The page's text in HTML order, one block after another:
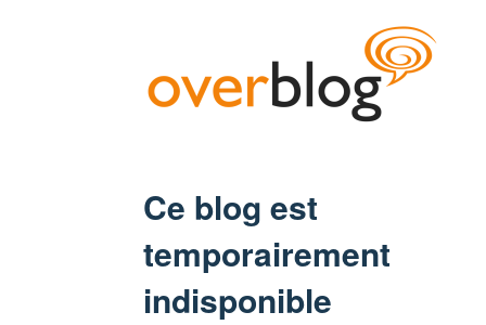
Ce blog est
temporairement
indisponible